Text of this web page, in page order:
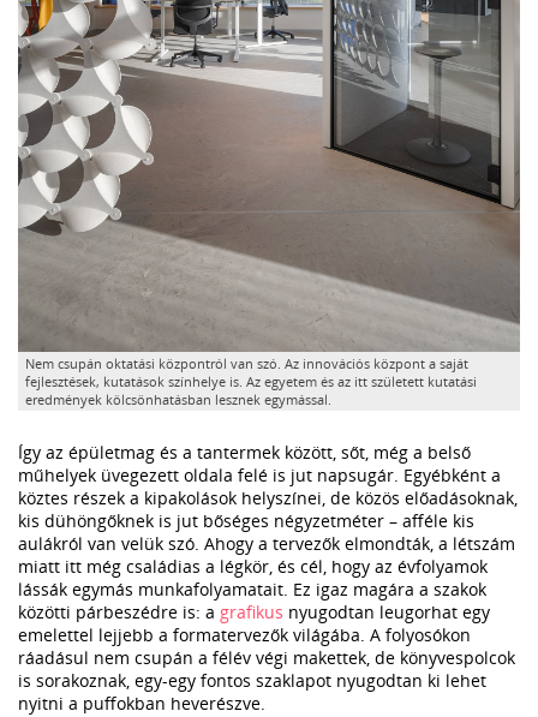
Nem csupán oktatási központról van szó. Az innovációs központ a saját
fejlesztések, kutatások színhelye is. Az egyetem és az itt született kutatási
eredmények kölcsönhatásban lesznek egymással.
Így az épületmag és a tantermek között, sőt, még a belső
műhelyek üvegezett oldala felé is jut napsugár. Egyébként a
köztes részek a kipakolások helyszínei, de közös előadásoknak,
kis dühöngőknek is jut bőséges négyzetméter – afféle kis
aulákról van velük szó. Ahogy a tervezők elmondták, a létszám
miatt itt még családias a légkör, és cél, hogy az évfolyamok
lássák egymás munkafolyamatait. Ez igaz magára a szakok
közötti párbeszédre is: a grafikus nyugodtan leugorhat egy
emelettel lejjebb a formatervezők világába. A folyosókon
ráadásul nem csupán a félév végi makettek, de könyvespolcok
is sorakoznak, egy-egy fontos szaklapot nyugodtan ki lehet
nyitni a puffokban heverészve.